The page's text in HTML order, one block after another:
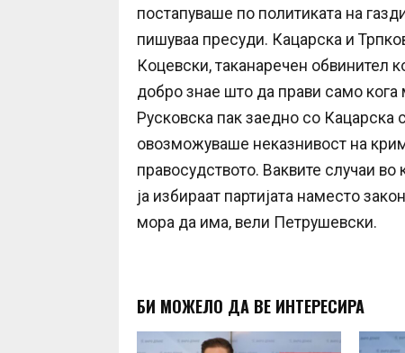
постапуваше по политиката на
пишуваа пресуди. Кацарска и
Коцевски, таканаречен обвинител
добро знае што да прави само кога
Русковска пак заедно со Кацарска
овозможуваше неказнивост на
правосудството. Ваквите случаи
ја избираат партијата наместо
мора да има, вели Петрушевски.
БИ МОЖЕЛО ДА ВЕ ИНТЕРЕСИРА